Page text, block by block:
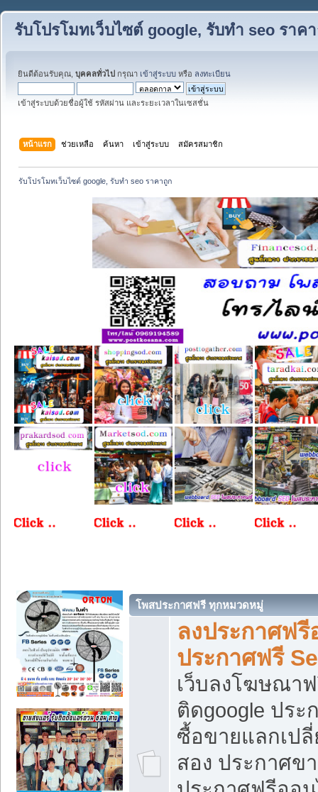
รับโปรโมทเว็บไซต์ google, รับทำ seo ราค
ยินดีต้อนรับคุณ, บุคคลทั่วไป กรุณา เข้าสู่ระบบ หรือ ลงทะเบียน
เข้าสู่ระบบด้วยชื่อผู้ใช้ รหัสผ่าน และระยะเวลาในเซสชั่น
หน้าแรก ช่วยเหลือ ค้นหา เข้าสู่ระบบ สมัครสมาชิก
รับโปรโมทเว็บไซต์ google, รับทำ seo ราคาถูก
โพสประกาศฟรี ทุกหมวดหมู่
ลงประกาศฟ
ประกาศฟรี
เว็บลงโฆษณา
ติดgoogle ปร
ซื้อขายแลกเป
สอง ประกาศข